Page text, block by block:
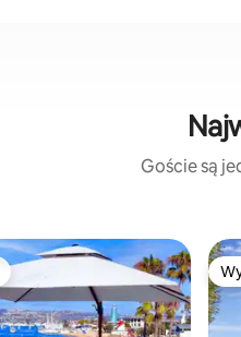
Goście są
z kategorii Wybór gości